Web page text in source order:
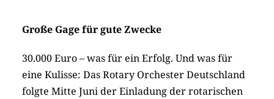
Große Gage für gute Zwecke
30.000 Euro – was für ein Erfolg. Und was für
eine Kulisse: Das Rotary Orchester Deutschland
folgte Mitte Juni der Einladung der rotarischen